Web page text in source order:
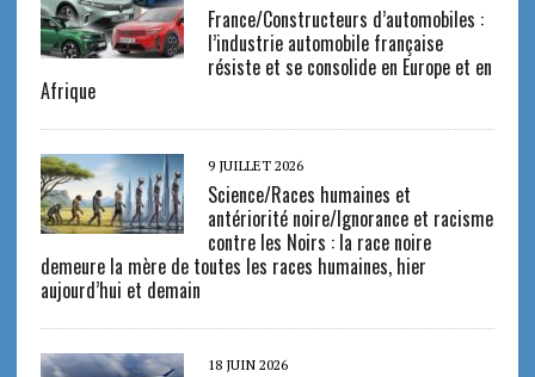
France/Constructeurs d’automobiles :
l’industrie automobile française
résiste et se consolide en Europe et en
Afrique
9 JUILLET 2026
Science/Races humaines et
antériorité noire/Ignorance et racisme
contre les Noirs : la race noire
demeure la mère de toutes les races humaines, hier
aujourd’hui et demain
18 JUIN 2026